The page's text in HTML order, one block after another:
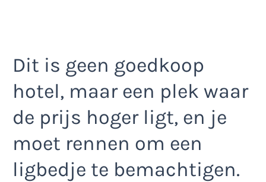
Dit is geen goedkoop
hotel, maar een plek waar
de prijs hoger ligt, en je
moet rennen om een
ligbedje te bemachtigen.